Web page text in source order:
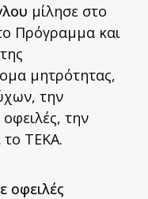
μίλησε στο
Πρόγραμμα και
μητρότητας,
την
την
το ΤΕΚΑ.
οφειλές